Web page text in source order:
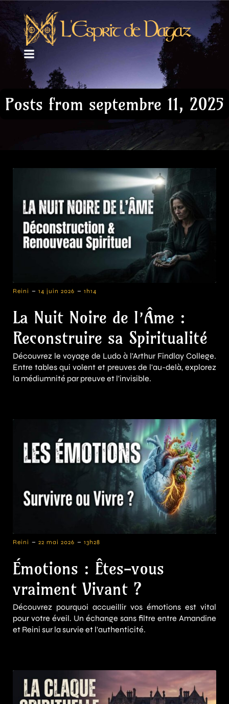
Posts from septembre 11, 2025
Reini - 14 juin 2026 - 1h14
La Nuit Noire de l’Âme :
Reconstruire sa Spiritualité
Découvrez le voyage de Ludo à l'Arthur Findlay College.
Entre tables qui volent et preuves de l'au-delà, explorez
la médiumnité par preuve et l'invisible.
Reini - 22 mai 2026 - 13h28
Émotions : Êtes-vous
vraiment Vivant ?
Découvrez pourquoi accueillir vos émotions est vital
pour votre éveil. Un échange sans filtre entre Amandine
et Reini sur la survie et l'authenticité.